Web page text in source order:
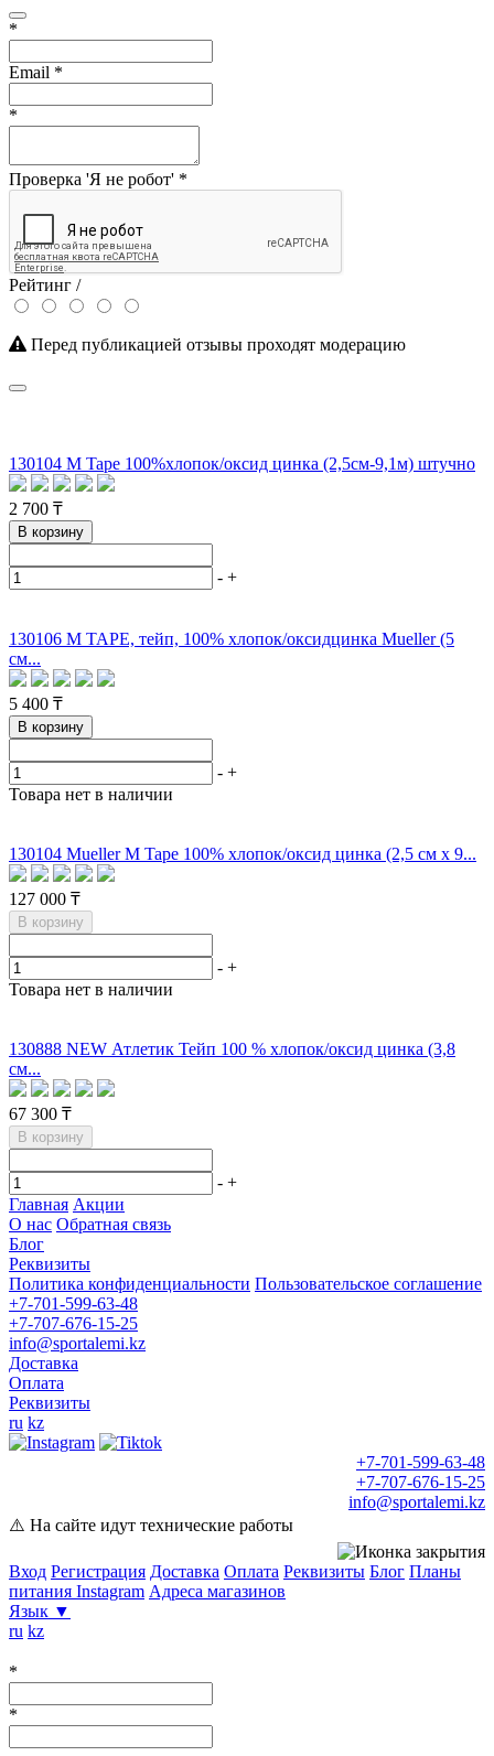
*
Email *
*
Проверка 'Я не робот' *
Рейтинг /
Перед публикацией отзывы проходят модерацию
130104 M Tape 100%хлопок/оксид цинка (2,5см-9,1м) штучно
2 700 ₸
В корзину
- +
130106 M TAPE, тейп, 100% хлопок/оксидцинка Mueller (5
см...
5 400 ₸
В корзину
- +
Товара нет в наличии
130104 Mueller M Tape 100% хлопок/оксид цинка (2,5 см х 9...
127 000 ₸
В корзину
- +
Товара нет в наличии
130888 NEW Атлетик Тейп 100 % хлопок/оксид цинка (3,8
см...
67 300 ₸
В корзину
- +
Главная Акции
О нас Обратная связь
Блог
Реквизиты
Политика конфиденциальности Пользовательское соглашение
+7-701-599-63-48
+7-707-676-15-25
info@sportalemi.kz
Доставка
Оплата
Реквизиты
ru kz
+7-701-599-63-48
+7-707-676-15-25
info@sportalemi.kz
⚠️ На сайте идут технические работы
Вход Регистрация Доставка Оплата Реквизиты Блог Планы
питания Instagram Адреса магазинов
Язык ▼
ru kz
*
*